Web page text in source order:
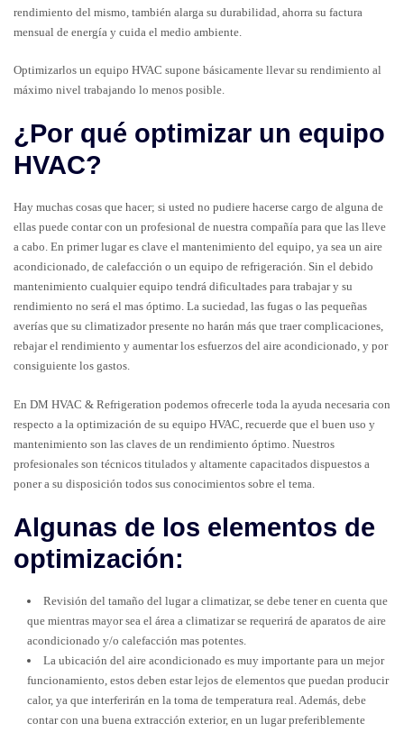
rendimiento del mismo, también alarga su durabilidad, ahorra su factura
mensual de energía y cuida el medio ambiente.
Optimizarlos un equipo HVAC supone básicamente llevar su rendimiento al
máximo nivel trabajando lo menos posible.
¿Por qué optimizar un equipo
HVAC?
Hay muchas cosas que hacer; si usted no pudiere hacerse cargo de alguna de
ellas puede contar con un profesional de nuestra compañía para que las lleve
a cabo. En primer lugar es clave el mantenimiento del equipo, ya sea un aire
acondicionado, de calefacción o un equipo de refrigeración. Sin el debido
mantenimiento cualquier equipo tendrá dificultades para trabajar y su
rendimiento no será el mas óptimo. La suciedad, las fugas o las pequeñas
averías que su climatizador presente no harán más que traer complicaciones,
rebajar el rendimiento y aumentar los esfuerzos del aire acondicionado, y por
consiguiente los gastos.
En DM HVAC & Refrigeration podemos ofrecerle toda la ayuda necesaria con
respecto a la optimización de su equipo HVAC, recuerde que el buen uso y
mantenimiento son las claves de un rendimiento óptimo. Nuestros
profesionales son técnicos titulados y altamente capacitados dispuestos a
poner a su disposición todos sus conocimientos sobre el tema.
Algunas de los elementos de
optimización:
Revisión del tamaño del lugar a climatizar, se debe tener en cuenta que
que mientras mayor sea el área a climatizar se requerirá de aparatos de aire
acondicionado y/o calefacción mas potentes.
La ubicación del aire acondicionado es muy importante para un mejor
funcionamiento, estos deben estar lejos de elementos que puedan producir
calor, ya que interferirán en la toma de temperatura real. Además, debe
contar con una buena extracción exterior, en un lugar preferiblemente